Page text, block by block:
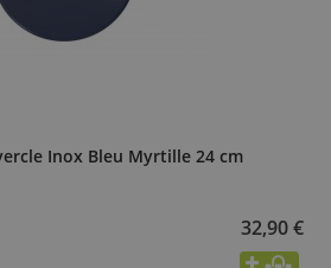
Inox Bleu Myrtille 24 cm
32,90 €